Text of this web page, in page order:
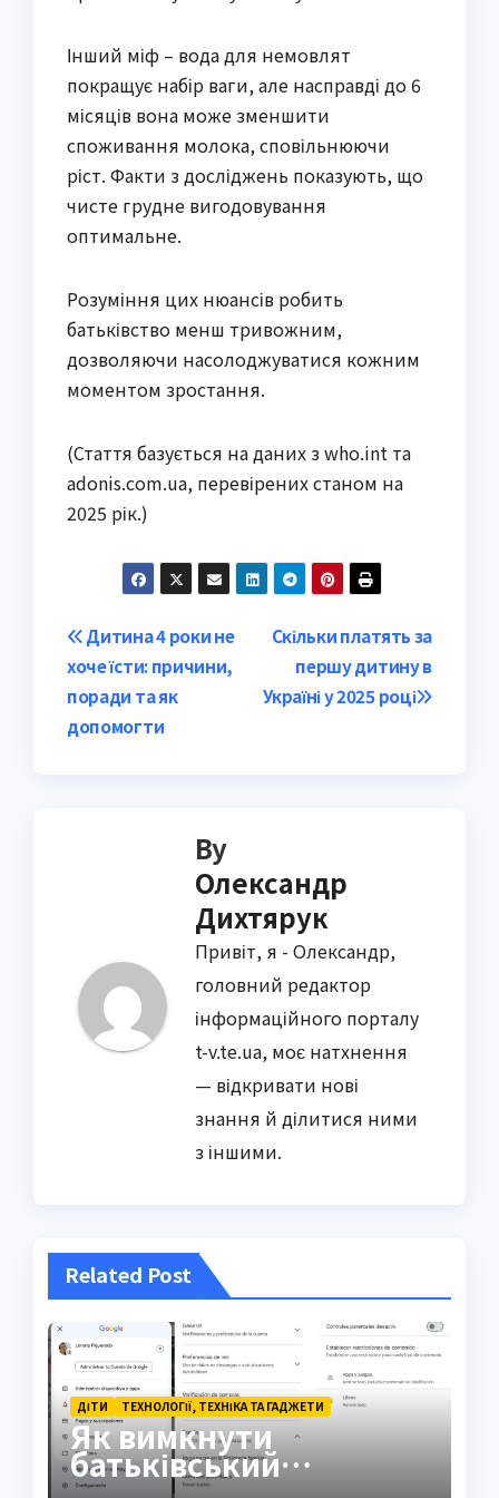
Інший міф – вода для немовлят
покращує набір ваги, але насправді до 6
місяців вона може зменшити
споживання молока, сповільнюючи
ріст. Факти з досліджень показують, що
чисте грудне вигодовування
оптимальне.
Розуміння цих нюансів робить
батьківство менш тривожним,
дозволяючи насолоджуватися кожним
моментом зростання.
(Стаття базується на даних з who.int та
adonis.com.ua, перевірених станом на
2025 рік.)
Post
navigation
Скільки платять за
першу дитину в
Україні у 2025 році
Дитина 4 роки не
хоче їсти: причини,
поради та як
допомогти
By
Олександр
Дихтярук
Привіт, я - Олександр,
головний редактор
інформаційного порталу
t-v.te.ua, моє натхнення
— відкривати нові
знання й ділитися ними
з іншими.
Related Post
ДІТИ ТЕХНОЛОГІЇ, ТЕХНІКА ТА ГАДЖЕТИ
Як вимкнути
батьківський